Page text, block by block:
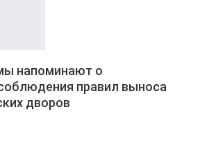
напоминают о
правил выноса
дворов